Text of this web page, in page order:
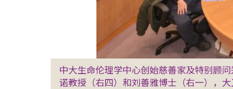
中大生命伦理学中心创始慈善家及特别顾
诺教授（右四）和刘善雅博士（右一），